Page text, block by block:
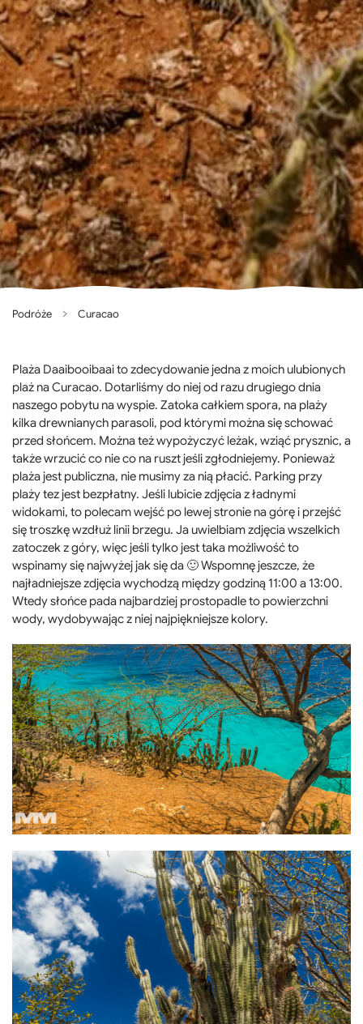
Podróże Curacao
Plaża Daaibooibaai to zdecydowanie jedna z moich ulubionych
plaż na Curacao. Dotarliśmy do niej od razu drugiego dnia
naszego pobytu na wyspie. Zatoka całkiem spora, na plaży
kilka drewnianych parasoli, pod którymi można się schować
przed słońcem. Można też wypożyczyć leżak, wziąć prysznic, a
także wrzucić co nie co na ruszt jeśli zgłodniejemy. Ponieważ
plaża jest publiczna, nie musimy za nią płacić. Parking przy
plaży tez jest bezpłatny. Jeśli lubicie zdjęcia z ładnymi
widokami, to polecam wejść po lewej stronie na górę i przejść
się troszkę wzdłuż linii brzegu. Ja uwielbiam zdjęcia wszelkich
zatoczek z góry, więc jeśli tylko jest taka możliwość to
wspinamy się najwyżej jak się da 🙂 Wspomnę jeszcze, że
najładniejsze zdjęcia wychodzą między godziną 11:00 a 13:00.
Wtedy słońce pada najbardziej prostopadle to powierzchni
wody, wydobywając z niej najpiękniejsze kolory.